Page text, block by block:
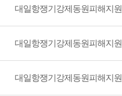
대일항쟁기강제동원피해지원
대일항쟁기강제동원피해지원
대일항쟁기강제동원피해지원